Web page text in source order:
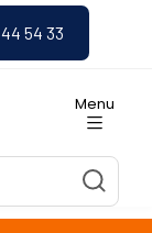
54 33
Menu